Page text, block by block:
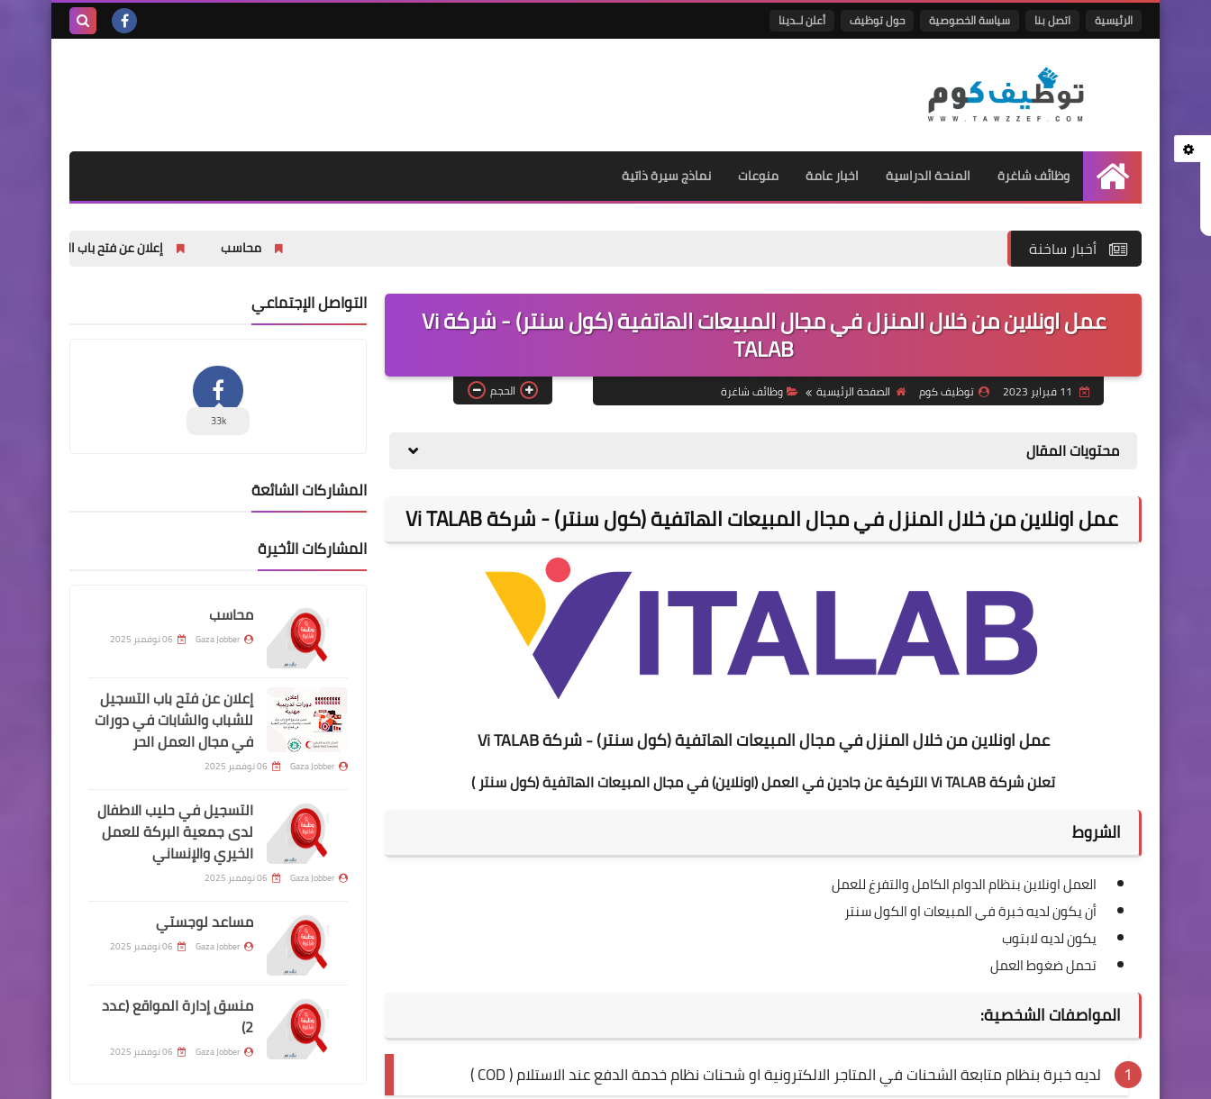
الرئيسية اتصل بنا سياسة الخصوصية حول توظيف أعلن لــدينا
الرئيسية
وظائف شاغرة المنحة الدراسية اخبار عامة منوعات نماذج سيرة ذاتية
أخبار ساخنة إعلان عن فتح باب التسجيل للشباب والشابات
عمل اونلاين من خلال المنزل في مجال المبيعات الهاتفية (كول سنتر) - شركة Vi
TALAB
توظيف كوم الصفحة الرئيسية وظائف شاغرة الحجم
محتويات المقال
عمل اونلاين من خلال المنزل في مجال المبيعات الهاتفية (كول سنتر) - شركة Vi TALAB
عمل اونلاين من خلال المنزل في مجال المبيعات الهاتفية (كول سنتر) - شركة Vi TALAB
تعلن شركة Vi TALAB التركية عن جادين في العمل (اونلاين) في مجال المبيعات الهاتفية (كول سنتر )
الشروط
العمل اونلاين بنظام الدوام الكامل والتفرغ للعمل
أن يكون لديه خبرة في المبيعات او الكول سنتر
يكون لديه لابتوب
تحمل ضغوط العمل
المواصفات الشخصية:
لديه خبرة بنظام متابعة الشحنات في المتاجر الالكترونية او شحنات نظام خدمة الدفع عند الاستلام ( COD )
التواصل الإجتماعي
33k
المشاركات الشائعة
المشاركات الأخيرة
محاسب
Gaza Jobber 06 نوفمبر 2025
إعلان عن فتح باب التسجيل
للشباب والشابات في دورات
في مجال العمل الحر
Gaza Jobber 06 نوفمبر 2025
التسجيل في حليب الاطفال
لدى جمعية البركة للعمل
الخيري والإنساني
Gaza Jobber 06 نوفمبر 2025
مساعد لوجستي
Gaza Jobber 06 نوفمبر 2025
منسق إدارة المواقع (عدد
2)
Gaza Jobber 06 نوفمبر 2025